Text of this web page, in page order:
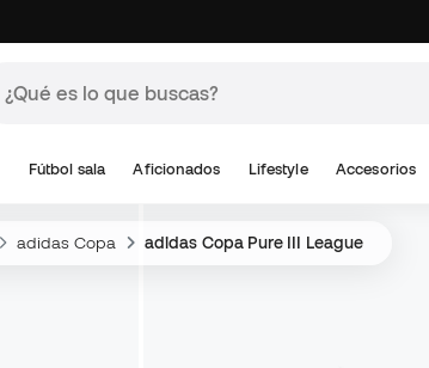
Fútbol sala Aficionados Lifestyle Accesorios
adidas Copa adidas Copa Pure III League